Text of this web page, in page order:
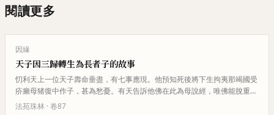
閱讀更多
因緣
天子因三歸轉生為長者子的故事
忉利天上一位天子壽命垂盡，有七事應現。他預知死後將下生拘夷那竭國受
疥癩母猪復中作子，甚為愁憂。有天告訴他佛在此為母說經，唯佛能脫重
罪。天子往佛所稽首作禮。佛告訴…
法苑珠林 · 卷87